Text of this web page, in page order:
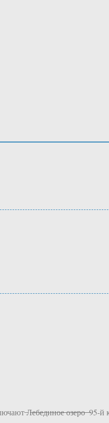
̶Л̶е̶б̶е̶д̶и̶н̶о̶е̶ ̶о̶з̶е̶р̶о̶ ̶ ̶95-й